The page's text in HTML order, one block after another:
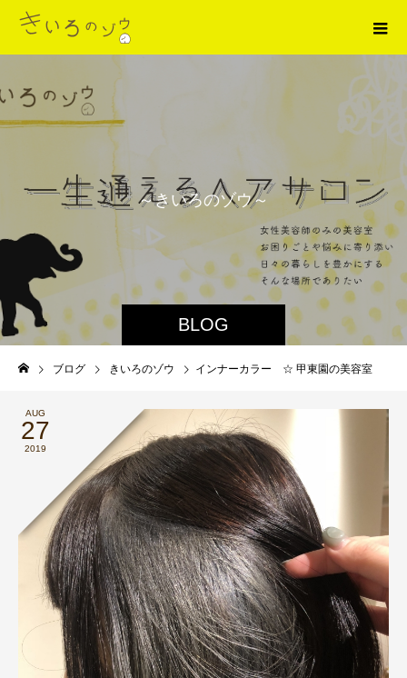
BLOG
～きいろのゾウ～
ブログ きいろのゾウ インナーカラー ☆ 甲東園の美容室
AUG
27
2019